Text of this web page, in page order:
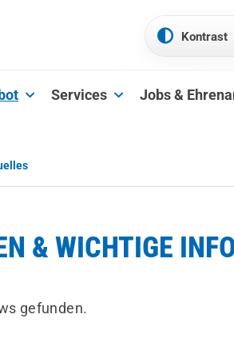
Services Jobs &
& WICHTIGE
gefunden.